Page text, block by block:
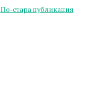
По-стара публикация